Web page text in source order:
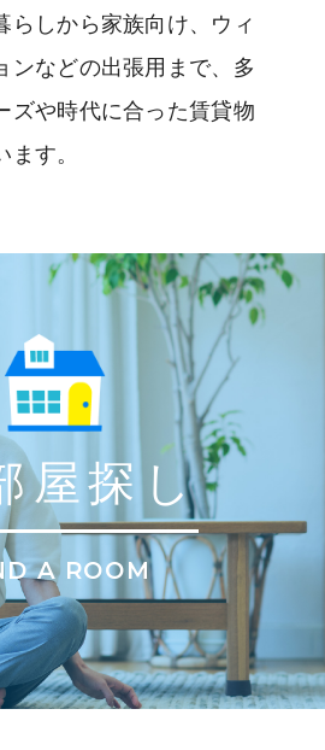
らしから家族向け、ウィ
ンなどの出張用まで、多
ズや時代に合った賃貸物
す。
屋探し
A ROOM